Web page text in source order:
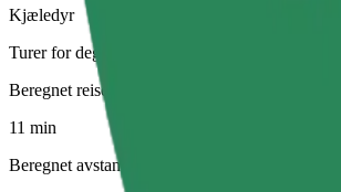
Kjæledyr
Turer for deg og kjæledyret ditt. Hunder må ha
Beregnet reisetid
11 min
Beregnet avstand